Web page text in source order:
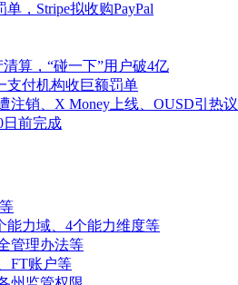
，Stripe拟收购PayPal
算，“碰一下”用户破4亿
支付机构收巨额罚单
注销、X Money上线、OUSD引热议
日前完成
能力域、4个能力维度等
管理办法等
FT账户等